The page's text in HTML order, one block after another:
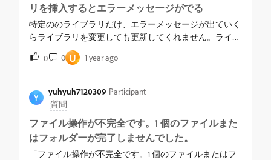
Dreamweaverのバージョン一覧から1つ前のものを選
択 〜〜〜〜〜〜〜〜〜〜〜&nbsp;そもそも、
Dreamweaver の必要なシステム構成に記載のあるOSで
は、「macOS v11（Big Sur）、macOS v12（Monterey）、
macOS v13（Ventura）。」となっているため、「Sequoia
リを挿入するとエラーメッセージがでる
特定ののライブラリだけ、エラーメッセージが出ていく
らライブラリを変更しても更新してくれません。ライブ
ラリのコード自体は変更されますが、ネストしている
htmlが更新されません。&nbsp;ライブラリを再度挿入す
ると、以下のエラーメッセージが毎度出ます。「この変
更を行うには、テンプレートまたはトランスレータ―で
ロックされているコードの変更が必要です。変更は破棄
されます。」ちなみにHTMLファイルにはテンプレート
は使わずライブラリだけ使用しています。もし解決方法
わかる方いらしたら、教えてください。&nbsp;
0 0 U 1 year ago
Y
yuhyuh7120309 Participant
質問
ファイル操作が不完全です。1 個のファイルまた
はフォルダーが完了しませんでした。
「ファイル操作が不完全です。1 個のファイルまたはフ